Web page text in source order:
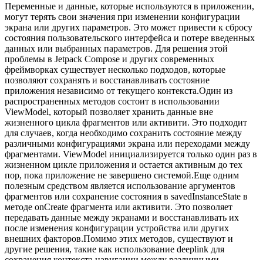
Переменные и данные, которые используются в приложении,
могут терять свои значения при изменении конфигурации
экрана или других параметров. Это может привести к сбросу
состояния пользовательского интерфейса и потере введенных
данных или выбранных параметров. Для решения этой
проблемы в Jetpack Compose и других современных
фреймворках существует несколько подходов, которые
позволяют сохранять и восстанавливать состояние
приложения независимо от текущего контекста.Один из
распространенных методов состоит в использовании
ViewModel, который позволяет хранить данные вне
жизненного цикла фрагментов или активити. Это подходит
для случаев, когда необходимо сохранить состояние между
различными конфигурациями экрана или переходами между
фрагментами. ViewModel инициализируется только один раз в
жизненном цикле приложения и остается активным до тех
пор, пока приложение не завершено системой.Еще одним
полезным средством является использование аргументов
фрагментов или сохранение состояния в savedInstanceState в
методе onCreate фрагмента или активити. Это позволяет
передавать данные между экранами и восстанавливать их
после изменения конфигурации устройства или других
внешних факторов.Помимо этих методов, существуют и
другие решения, такие как использование deeplink для